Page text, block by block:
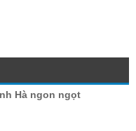
Hà ngon ngọt